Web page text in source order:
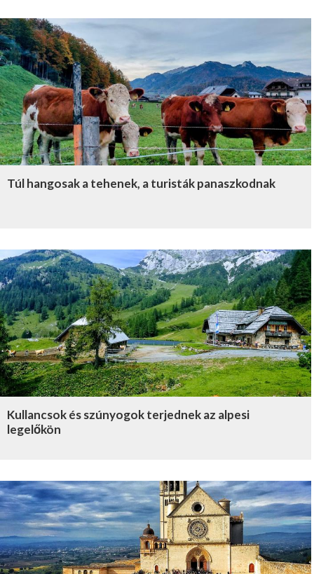
Túl hangosak a tehenek, a turisták panaszkodnak
Kullancsok és szúnyogok terjednek az alpesi
legelőkön